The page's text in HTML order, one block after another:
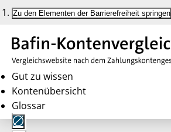
Zu den Elementen der Barrierefreiheit springen
Gut zu wissen
Kontenübersicht
Glossar